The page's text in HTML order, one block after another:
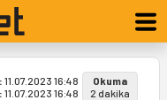
11.07.2023 16:48
11.07.2023 16:48
Okuma
2 dakika